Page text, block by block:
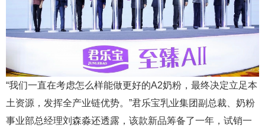
“我们一直在考虑怎么样能做更好的A2奶粉，最终决定立足本
土资源，发挥全产业链优势。”君乐宝乳业集团副总裁、奶粉
事业部总经理刘森淼还透露，该款新品筹备了一年，试销一